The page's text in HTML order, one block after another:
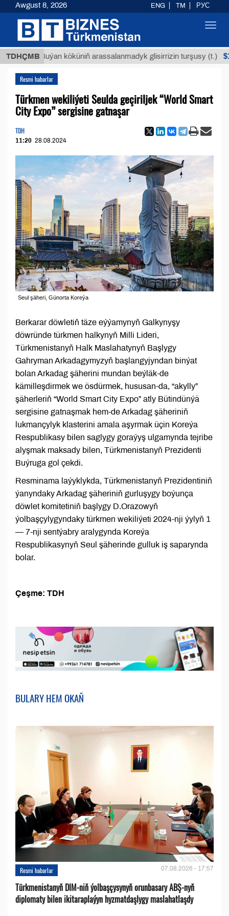
TDHÇMB
Buýan köküniň arassalanmadyk glisirrizin turşusy (t.)
Resmi habarlar
Türkmen wekiliýeti Seulda geçiriljek “World Smart
City Expo” sergisine gatnaşar
TDH
11:20 28.08.2024
Seul şäheri, Günorta Koreýa
Berkarar döwletiň täze eýýamynyň Galkynyşy
döwründe türkmen halkynyň Milli Lideri,
Türkmenistanyň Halk Maslahatynyň Başlygy
Gahryman Arkadagymyzyň başlangyjyndan binýat
bolan Arkadag şäherini mundan beýläk-de
kämilleşdirmek we ösdürmek, hususan-da, “akylly”
şäherleriň “World Smart City Expo” atly Bütindünýä
sergisine gatnaşmak hem-de Arkadag şäheriniň
lukmançylyk klasterini amala aşyrmak üçin Koreýa
Respublikasy bilen saglygy goraýyş ulgamynda tejribe
alyşmak maksady bilen, Türkmenistanyň Prezidenti
Buýruga gol çekdi.
Resminama laýyklykda, Türkmenistanyň Prezidentiniň
ýanyndaky Arkadag şäheriniň gurluşygy boýunça
döwlet komitetiniň başlygy D.Orazowyň
ýolbaşçylygyndaky türkmen wekiliýeti 2024-nji ýylyň 1
— 7-nji sentýabry aralygynda Koreýa
Respublikasynyň Seul şäherinde gulluk iş saparynda
bolar.
Çeşme: TDH
BULARY HEM OKAŇ
Resmi habarlar 07.08.2026 - 17:57
Türkmenistanyň DIM-niň ýolbaşçysynyň orunbasary ABŞ-nyň
diplomaty bilen ikitaraplaýyn hyzmatdaşlygy maslahatlaşdy
Awgust 8, 2026 ENG TM РУС